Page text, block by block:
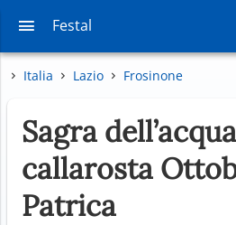
Festal
Italia Lazio Frosinone
Sagra
callarosta
Patrica